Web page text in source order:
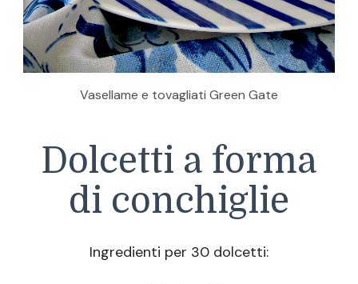
Vasellame e tovagliati Green Gate
Dolcetti a forma
di conchiglie
Ingredienti per 30 dolcetti: